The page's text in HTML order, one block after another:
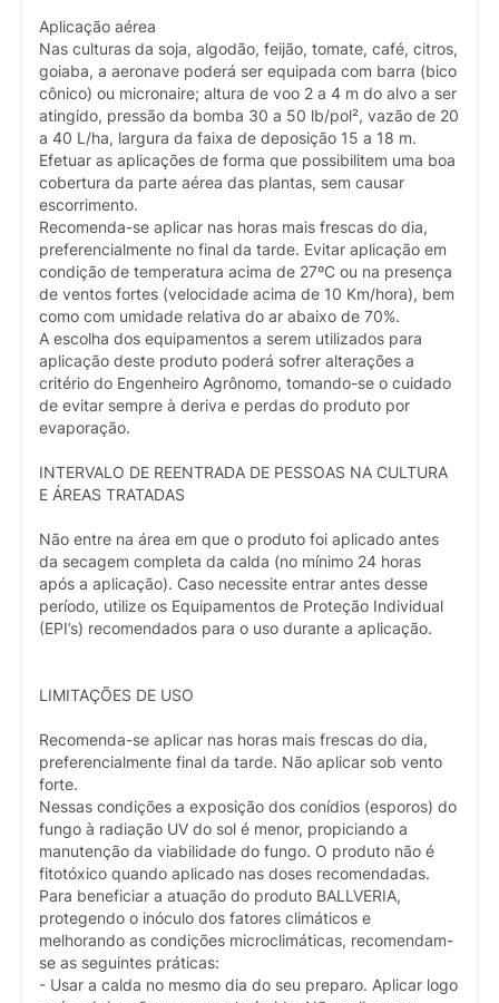
Aplicação aérea
Nas culturas da soja, algodão, feijão, tomate, café, citros,
goiaba, a aeronave poderá ser equipada com barra (bico
cônico) ou micronaire; altura de voo 2 a 4 m do alvo a ser
atingido, pressão da bomba 30 a 50 lb/pol², vazão de 20
a 40 L/ha, largura da faixa de deposição 15 a 18 m.
Efetuar as aplicações de forma que possibilitem uma boa
cobertura da parte aérea das plantas, sem causar
escorrimento.
Recomenda-se aplicar nas horas mais frescas do dia,
preferencialmente no final da tarde. Evitar aplicação em
condição de temperatura acima de 27ºC ou na presença
de ventos fortes (velocidade acima de 10 Km/hora), bem
como com umidade relativa do ar abaixo de 70%.
A escolha dos equipamentos a serem utilizados para
aplicação deste produto poderá sofrer alterações a
critério do Engenheiro Agrônomo, tomando-se o cuidado
de evitar sempre à deriva e perdas do produto por
evaporação.
INTERVALO DE REENTRADA DE PESSOAS NA CULTURA
E ÁREAS TRATADAS
Não entre na área em que o produto foi aplicado antes
da secagem completa da calda (no mínimo 24 horas
após a aplicação). Caso necessite entrar antes desse
período, utilize os Equipamentos de Proteção Individual
(EPI’s) recomendados para o uso durante a aplicação.
LIMITAÇÕES DE USO
Recomenda-se aplicar nas horas mais frescas do dia,
preferencialmente final da tarde. Não aplicar sob vento
forte.
Nessas condições a exposição dos conídios (esporos) do
fungo à radiação UV do sol é menor, propiciando a
manutenção da viabilidade do fungo. O produto não é
fitotóxico quando aplicado nas doses recomendadas.
Para beneficiar a atuação do produto BALLVERIA,
protegendo o inóculo dos fatores climáticos e
melhorando as condições microclimáticas, recomendam-
se as seguintes práticas:
- Usar a calda no mesmo dia do seu preparo. Aplicar logo